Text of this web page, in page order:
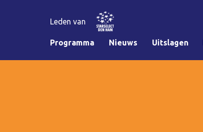
Leden van
Programma Nieuws Uitslagen